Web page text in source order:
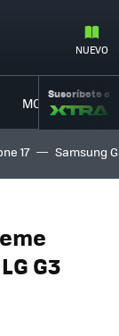
NUEVO
MOVILIDAD
Suscríbete a
17 Samsung
G3